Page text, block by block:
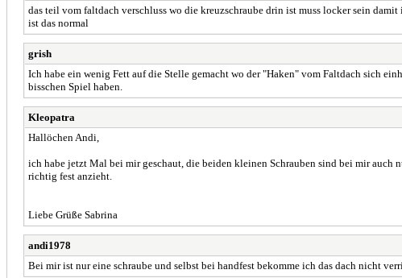
das teil vom faltdach verschluss wo die kreuzschraube drin ist muss locker sein
ist das normal
grish
Ich habe ein wenig Fett auf die Stelle gemacht wo der "Haken" vom Faltdach sich
bisschen Spiel haben.
Kleopatra
Hallöchen Andi,
ich habe jetzt Mal bei mir geschaut, die beiden kleinen Schrauben sind bei mir auch
richtig fest anzieht.
Liebe Grüße Sabrina
andi1978
Bei mir ist nur eine schraube und selbst bei handfest bekomme ich das dach nicht